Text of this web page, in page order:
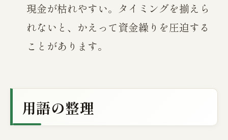
現金が枯れやすい。タイミングを揃えら
れないと、かえって資金繰りを圧迫する
ことがあります。
用語の整理